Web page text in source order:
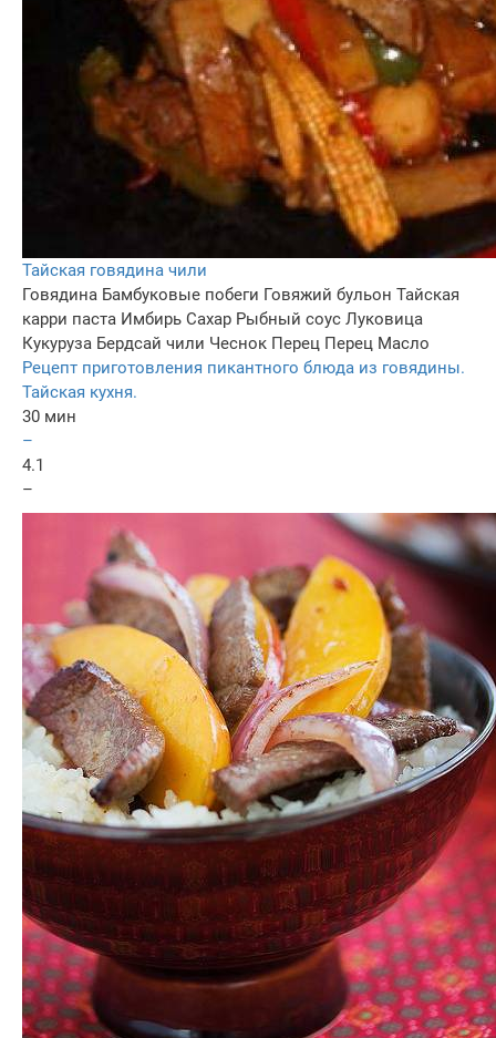
Тайская говядина чили
Говядина Бамбуковые побеги Говяжий бульон Тайская
карри паста Имбирь Сахар Рыбный соус Луковица
Кукуруза Бердсай чили Чеснок Перец Перец Масло
Рецепт приготовления пикантного блюда из говядины.
Тайская кухня.
30 мин
–
4.1
–